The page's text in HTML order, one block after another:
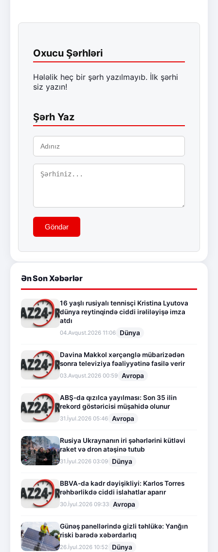
Oxucu Şərhləri
Hələlik heç bir şərh yazılmayıb. İlk şərhi
siz yazın!
Şərh Yaz
Göndər
Ən Son Xəbərlər
16 yaşlı rusiyalı tennisçi Kristina Lyutova
dünya reytinqində ciddi irəliləyişə imza
atdı
04.Avqust.2026 11:06 Dünya
Davina Makkol xərçənglə mübarizədən
sonra televiziya fəaliyyətinə fasilə verir
03.Avqust.2026 00:59 Avropa
ABŞ-da qızılca yayılması: Son 35 ilin
rekord göstəricisi müşahidə olunur
31.İyul.2026 05:46 Avropa
Rusiya Ukraynanın iri şəhərlərini kütləvi
raket və dron atəşinə tutub
31.İyul.2026 03:09 Dünya
BBVA-da kadr dəyişikliyi: Karlos Torres
rəhbərlikdə ciddi islahatlar aparır
30.İyul.2026 09:33 Avropa
Günəş panellərində gizli təhlükə: Yanğın
riski barədə xəbərdarlıq
26.İyul.2026 10:52 Dünya